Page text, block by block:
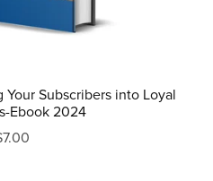
Subscribers into Loyal
Ebook 2024